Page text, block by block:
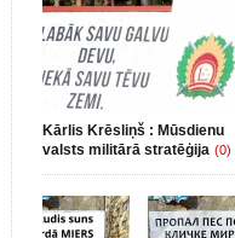
Kārlis Krēsliņš : Mūsdienu
valsts militārā stratēģija (0)